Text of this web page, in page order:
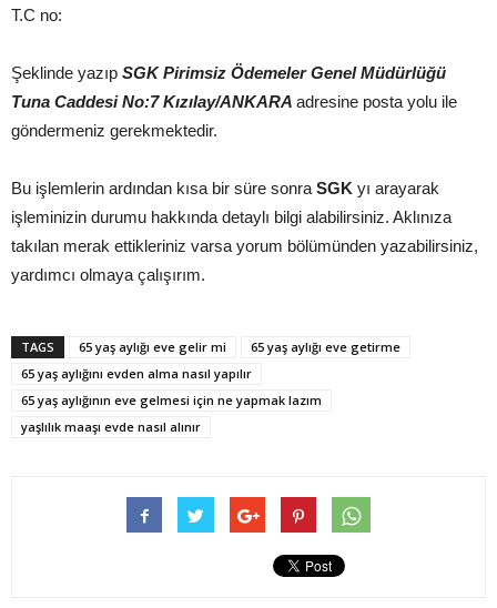
T.C no:
Şeklinde yazıp SGK Pirimsiz Ödemeler Genel Müdürlüğü
Tuna Caddesi No:7 Kızılay/ANKARA adresine posta yolu ile
göndermeniz gerekmektedir.
Bu işlemlerin ardından kısa bir süre sonra SGK yı arayarak
işleminizin durumu hakkında detaylı bilgi alabilirsiniz. Aklınıza
takılan merak ettikleriniz varsa yorum bölümünden yazabilirsiniz,
yardımcı olmaya çalışırım.
TAGS 65 yaş aylığı eve gelir mi
65 yaş aylığı eve getirme
65 yaş aylığını evden alma nasıl yapılır
65 yaş aylığının eve gelmesi için ne yapmak lazım
yaşlılık maaşı evde nasıl alınır